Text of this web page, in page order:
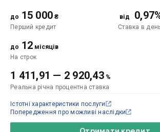
до 15 000 ₴
Перший кредит
від
Ставка в
до 12 місяців
На строк
1 411,91 — 2 920,43 %
Реальна річна процентна ставка
Істотні характеристики послуги
Попередження про можливі наслідки